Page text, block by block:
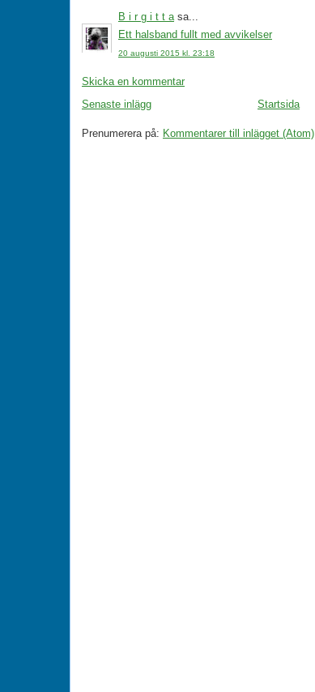
B i r g i t t a sa...
Ett halsband fullt med avvikelser
20 augusti 2015 kl. 23:18
Skicka en kommentar
Senaste inlägg
Startsida
Prenumerera på: Kommentarer till inlägget (Atom)